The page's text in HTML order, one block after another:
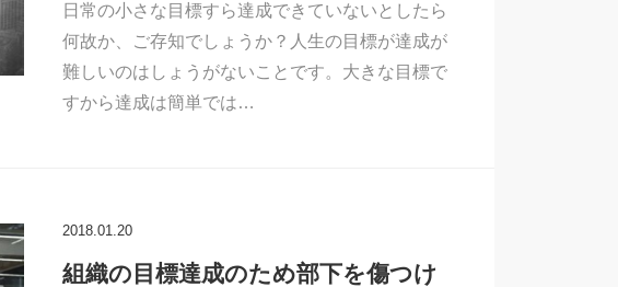
日常の小さな目標すら達成できていないとしたら
何故か、ご存知でしょうか？人生の目標が達成が
難しいのはしょうがないことです。大きな目標で
すから達成は簡単では…
2018.01.20
組織の目標達成のため部下を傷つけ